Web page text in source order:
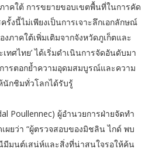
คใต้ การขยายขอบเขตพื้นที่ในการคัด
งนี้ไม่เพียงเป็นการเจาะลึกเอกลักษณ์
าคใต้เพิ่มเติมจากจังหวัดภูเก็ตและ
ทศไทย’ ได้เริ่มดำเนินการจัดอันดับมา
ารตอกย้ำความอุดมสมบูรณ์และความ
นักชิมทั่วโลกได้รับรู้
Poullennec) ผู้อำนวยการฝ่ายจัดทำ
เผยว่า “ผู้ตรวจสอบของมิชลิน ไกด์ พบ
มีมนต์เสน่ห์และสิ่งที่น่าสนใจรอให้ค้น